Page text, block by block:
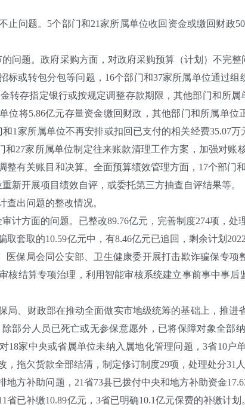
问题。5个部门和21家所属单位收回资金或缴回财政
题。政府采购方面，对政府采购预算（计划）不完整
标或转包分包等问题，16个部门和37家所属单位通过
转存指定银行或按规定调整存款期限，其他部门和所
位将5.86亿元存量资金缴回财政，其他部门和所属单
1家所属单位不再安排或扣回已支付的相关经费35.07
和27家所属单位制定往来账款清理工作方案，加强对账
整有关账目和决算。全面预算绩效管理方面，17个部门
新开展项目绩效自评，或委托第三方抽查自评结果等。
出问题的整改情况。
方面的问题。已整改89.76亿元，完善制度274项，处理
取的10.59亿元中，有8.46亿元已追回，剩余计划
医保局会同公安部、卫生健康委开展打击欺诈骗保专
核结算专项治理，利用智能审核系统建立事前事中事
、财政部在推动全面做实市地级统筹的基础上，推进
部分人员已死亡或无参保意愿外，已将保障对象全部
18家中央或省属单位未纳入属地化管理问题，3省10户
拖欠货款全部结清，制定修订制度29项，处理处分31人
补助问题，21省73县已拨付中央和地方补助资金
省已补缴10.89亿元，3省已明确10.1亿元保费的补缴计